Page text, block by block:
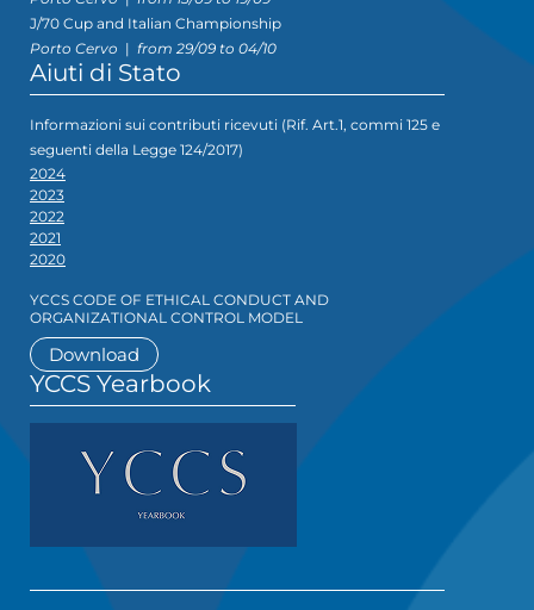
J/70 Cup and Italian Championship
Porto Cervo | from 29/09 to 04/10
Aiuti di Stato
Informazioni sui contributi ricevuti (Rif. Art.1, commi 125 e
seguenti della Legge 124/2017)
2024
2023
2022
2021
2020
YCCS CODE OF ETHICAL CONDUCT AND
ORGANIZATIONAL CONTROL MODEL
Download
YCCS Yearbook